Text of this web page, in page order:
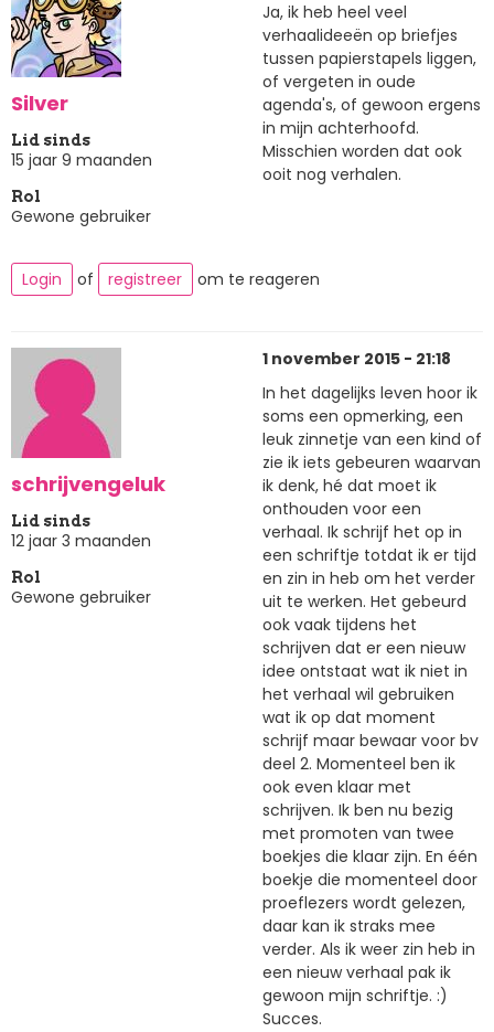
Silver
Lid sinds
15 jaar 9 maanden
Rol
Gewone gebruiker
Ja, ik heb heel veel
verhaalideeën op briefjes
tussen papierstapels liggen,
of vergeten in oude
agenda's, of gewoon ergens
in mijn achterhoofd.
Misschien worden dat ook
ooit nog verhalen.
Login of registreer om te reageren
schrijvengeluk
Lid sinds
12 jaar 3 maanden
Rol
Gewone gebruiker
1 november 2015 - 21:18
In het dagelijks leven hoor ik
soms een opmerking, een
leuk zinnetje van een kind of
zie ik iets gebeuren waarvan
ik denk, hé dat moet ik
onthouden voor een
verhaal. Ik schrijf het op in
een schriftje totdat ik er tijd
en zin in heb om het verder
uit te werken. Het gebeurd
ook vaak tijdens het
schrijven dat er een nieuw
idee ontstaat wat ik niet in
het verhaal wil gebruiken
wat ik op dat moment
schrijf maar bewaar voor bv
deel 2. Momenteel ben ik
ook even klaar met
schrijven. Ik ben nu bezig
met promoten van twee
boekjes die klaar zijn. En één
boekje die momenteel door
proeflezers wordt gelezen,
daar kan ik straks mee
verder. Als ik weer zin heb in
een nieuw verhaal pak ik
gewoon mijn schriftje. :)
Succes.